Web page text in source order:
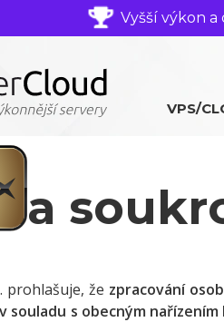
Vyšší výkon
VPS/
prohlašuje, že zpracování
souladu s obecným